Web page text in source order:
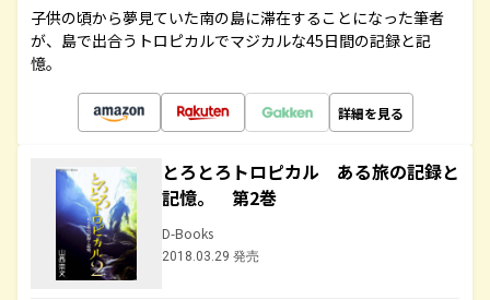
子供の頃から夢見ていた南の島に滞在することになった筆者
が、島で出合うトロピカルでマジカルな45日間の記録と記
憶。
詳細を見る
とろとろトロピカル ある旅の記録と
記憶。 第2巻
D-Books
2018.03.29 発売